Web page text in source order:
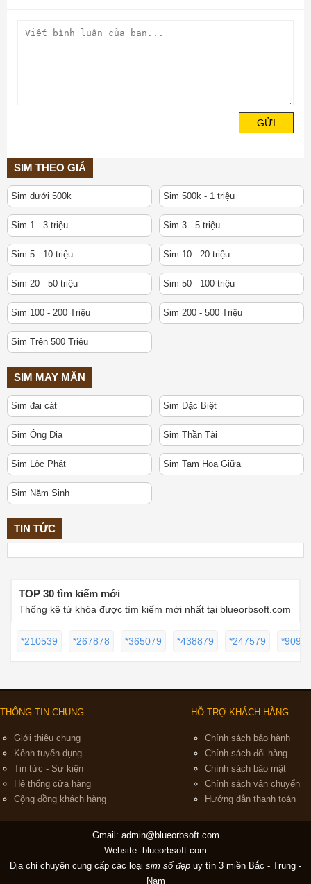
GỬI
SIM THEO GIÁ
Sim dưới 500k Sim 500k - 1 triệu
Sim 1 - 3 triệu Sim 3 - 5 triệu
Sim 5 - 10 triệu Sim 10 - 20 triệu
Sim 20 - 50 triệu Sim 50 - 100 triệu
Sim 100 - 200 Triệu Sim 200 - 500 Triệu
Sim Trên 500 Triệu
SIM MAY MẮN
Sim đại cát Sim Đặc Biệt
Sim Ông Địa Sim Thần Tài
Sim Lộc Phát Sim Tam Hoa Giữa
Sim Năm Sinh
TIN TỨC
TOP 30 tìm kiếm mới
Thống kê từ khóa được tìm kiếm mới nhất tại blueorbsoft.com
*210539 *267878 *365079 *438879 *247579
THÔNG TIN CHUNG
Giới thiệu chung
Kênh tuyển dụng
Tin tức - Sự kiện
Hệ thống cửa hàng
Cộng đồng khách hàng
HỖ TRỢ KHÁCH HÀNG
Chính sách bảo hành
Chính sách đổi hàng
Chính sách bảo mật
Chính sách vận chuyển
Hướng dẫn thanh toán
Gmail: admin@blueorbsoft.com
Website: blueorbsoft.com
Địa chỉ chuyên cung cấp các loại sim số đẹp uy tín 3 miền Bắc - Trung -
Nam